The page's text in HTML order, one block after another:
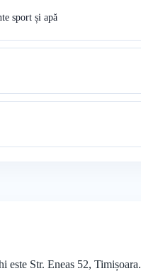
sport și apă
este Str. Eneas 52, Timișoara.